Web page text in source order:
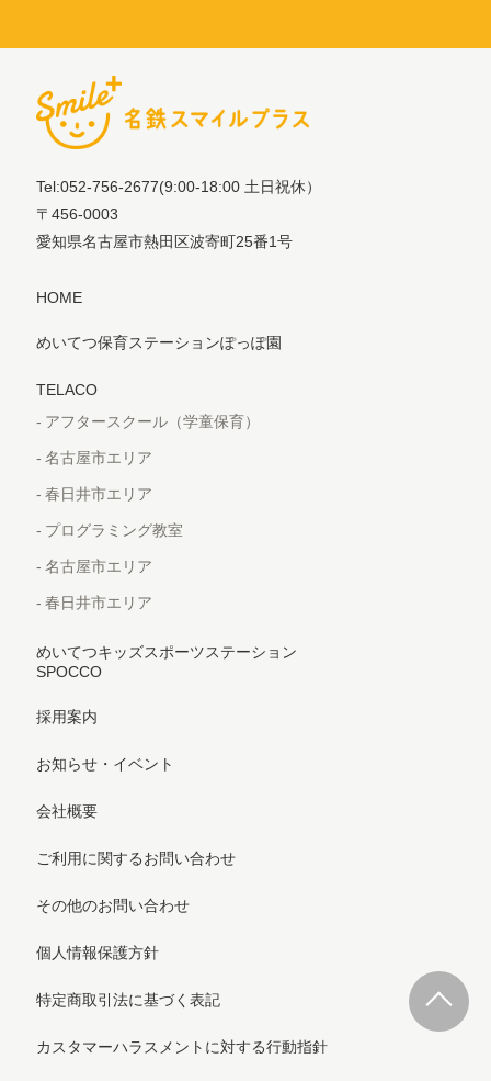
Tel:052-756-2677(9:00-18:00 土日祝休）
〒456-0003
愛知県名古屋市熱田区波寄町25番1号
HOME
めいてつ保育ステーションぽっぽ園
TELACO
アフタースクール（学童保育）
名古屋市エリア
春日井市エリア
プログラミング教室
名古屋市エリア
春日井市エリア
めいてつキッズスポーツステーション
SPOCCO
採用案内
お知らせ・イベント
会社概要
ご利用に関するお問い合わせ
その他のお問い合わせ
個人情報保護方針
特定商取引法に基づく表記
カスタマーハラスメントに対する行動指針